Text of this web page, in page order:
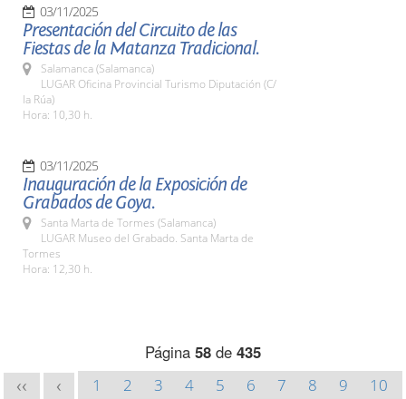
03/11/2025
Presentación del Circuito de las
Fiestas de la Matanza Tradicional.
Salamanca (Salamanca)
LUGAR Oficina Provincial Turismo Diputación (C/
la Rúa)
Hora: 10,30 h.
03/11/2025
Inauguración de la Exposición de
Grabados de Goya.
Santa Marta de Tormes (Salamanca)
LUGAR Museo del Grabado. Santa Marta de
Tormes
Hora: 12,30 h.
Página 58 de 435
<< < 1 2 3 4 5 6 7 8 9
10